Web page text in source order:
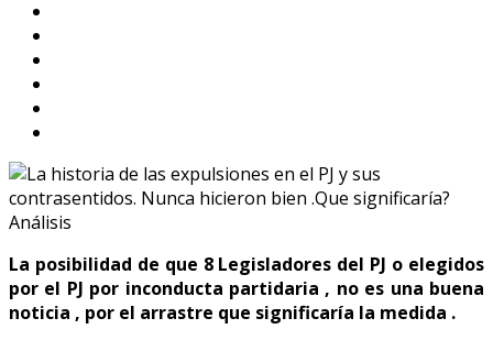
La posibilidad de que 8 Legisladores del PJ o elegidos
por el PJ por inconducta partidaria , no es una buena
noticia , por el arrastre que significaría la medida .